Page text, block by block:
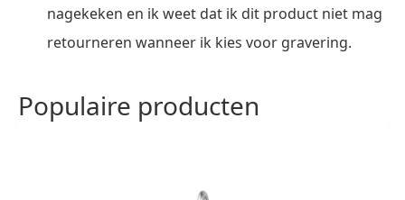
nagekeken en ik weet dat ik dit product niet mag
retourneren wanneer ik kies voor gravering.
Populaire producten